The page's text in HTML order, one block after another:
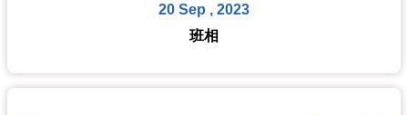
20 Sep , 2023
班相